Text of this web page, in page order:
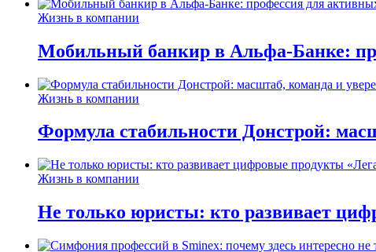
Жизнь в компании
Мобильный банкир в Альфа-Банке:
Жизнь в компании
Формула стабильности Донстрой:
Жизнь в компании
Не только юристы: кто развивает